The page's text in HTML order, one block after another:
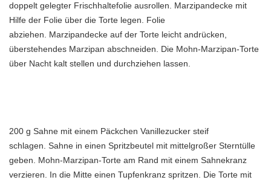
doppelt gelegter Frischhaltefolie ausrollen. Marzipandecke mit
Hilfe der Folie über die Torte legen. Folie
abziehen. Marzipandecke auf der Torte leicht andrücken,
überstehendes Marzipan abschneiden. Die Mohn-Marzipan-Torte
über Nacht kalt stellen und durchziehen lassen.
200 g Sahne mit einem Päckchen Vanillezucker steif
schlagen. Sahne in einen Spritzbeutel mit mittelgroßer Sterntülle
geben. Mohn-Marzipan-Torte am Rand mit einem Sahnekranz
verzieren. In die Mitte einen Tupfenkranz spritzen. Die Torte mit